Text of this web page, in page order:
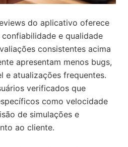
do aplicativo oferece
e qualidade
consistentes acima
apresentam menos bugs,
e atualizações frequentes.
verificados que
como velocidade
de simulações e
ao cliente.